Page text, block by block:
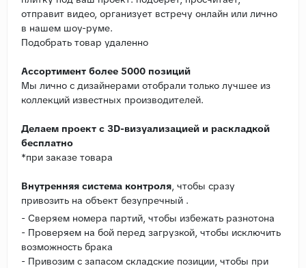
отправит видео, организует встречу онлайн или лично
в нашем шоу-руме.
Подобрать товар удаленно
Ассортимент более 5000 позиций
Мы лично с дизайнерами отобрали только лучшее из
коллекций известных производителей.
Делаем проект с 3D-визуализацией и раскладкой
бесплатно
*при заказе товара
Внутренняя система контроля, чтобы сразу
привозить на объект безупречный .
- Сверяем номера партий, чтобы избежать разнотона
- Проверяем на бой перед загрузкой, чтобы исключить
возможность брака
- Привозим с запасом складские позиции, чтобы при